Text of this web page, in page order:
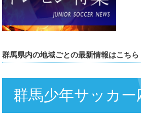
群馬県内の地域ごとの最新情報はこちら
群馬少年サッカー